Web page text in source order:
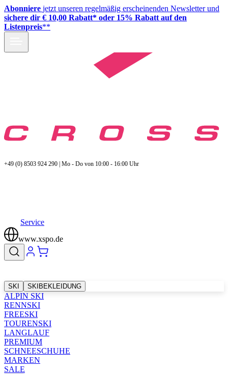
Abonniere jetzt unseren regelmäßig erscheinenden Newsletter und
sichere dir € 10,00 Rabatt* oder 15% Rabatt auf den
Listenpreis**
+49 (0) 8503 924 290 | Mo - Do von 10:00 - 16:00 Uhr
Service
www.xspo.de
SKI SKIBEKLEIDUNG
ALPIN SKI
RENNSKI
FREESKI
TOURENSKI
LANGLAUF
PREMIUM
SCHNEESCHUHE
MARKEN
SALE